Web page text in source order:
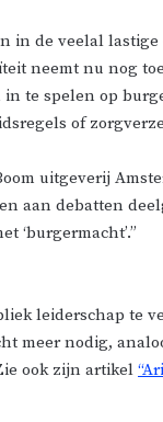
in de veelal lastige
neemt nu nog
te spelen op
of
uitgeverij
aan debatten
‘burgermacht’.”
leiderschap te
meer nodig,
ook zijn artikel